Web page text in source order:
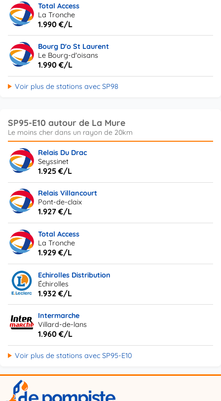
Total Access
La Tronche
1.990 €/L
Bourg D'o St Laurent
Le Bourg-d'oisans
1.990 €/L
Voir plus de stations avec SP98
SP95-E10 autour de La Mure
Relais Du Drac
Seyssinet
1.925 €/L
Relais Villancourt
Pont-de-claix
1.927 €/L
Total Access
La Tronche
1.929 €/L
Echirolles Distribution
Échirolles
1.932 €/L
Intermarche
Villard-de-lans
1.960 €/L
Voir plus de stations avec SP95-E10